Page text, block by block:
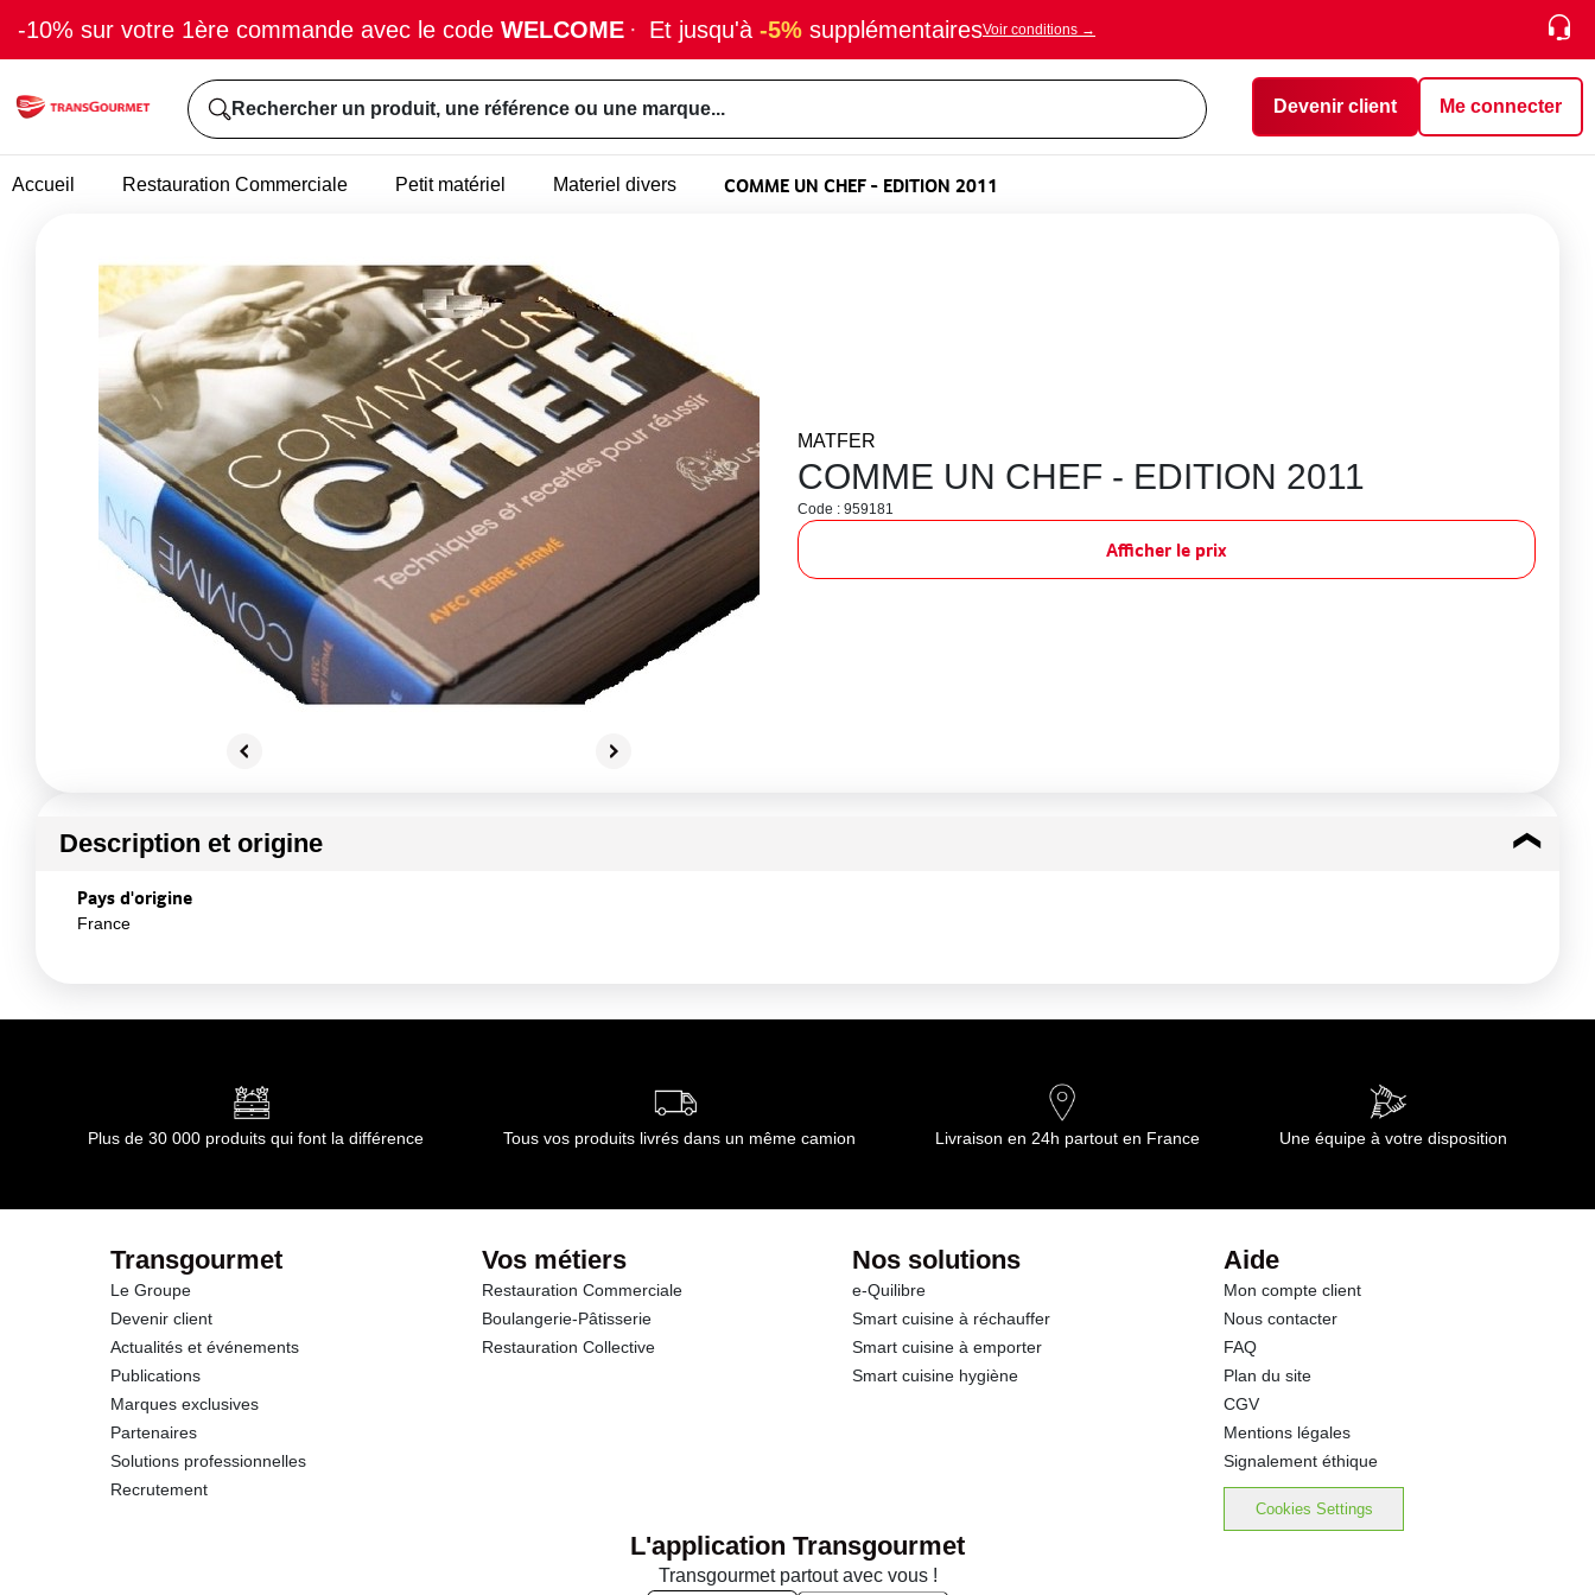
-10% sur votre 1ère commande avec le code WELCOME · Et jusqu'à -5% supplémentairesVoir conditions →
Rechercher un produit, une référence ou une marque... Devenir client Me connecter
Accueil Restauration Commerciale Petit matériel Materiel divers COMME UN CHEF - EDITION 2011
MATFER
COMME UN CHEF - EDITION 2011
Code : 959181
Afficher le prix
Description et origine
Pays d'origine
France
Plus de 30 000 produits qui font la différence Tous vos produits livrés dans un même camion Livraison en 24h partout en France Une équipe à votre disposition
Transgourmet
Le Groupe
Devenir client
Actualités et événements
Publications
Marques exclusives
Partenaires
Solutions professionnelles
Recrutement
Vos métiers
Restauration Commerciale
Boulangerie-Pâtisserie
Restauration Collective
Nos solutions
e-Quilibre
Smart cuisine à réchauffer
Smart cuisine à emporter
Smart cuisine hygiène
Aide
Mon compte client
Nous contacter
FAQ
Plan du site
CGV
Mentions légales
Signalement éthique
Cookies Settings
L'application Transgourmet
Transgourmet partout avec vous !